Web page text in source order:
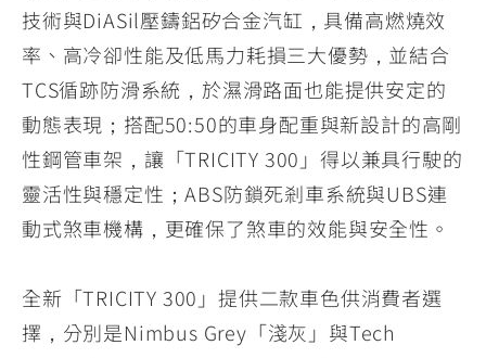
技術與DiASil壓鑄鋁矽合金汽缸，具備高燃燒效
率、高冷卻性能及低馬力耗損三大優勢，並結合
TCS循跡防滑系統，於濕滑路面也能提供安定的
動態表現；搭配50:50的車身配重與新設計的高剛
性鋼管車架，讓「TRICITY 300」得以兼具行駛的
靈活性與穩定性；ABS防鎖死剎車系統與UBS連
動式煞車機構，更確保了煞車的效能與安全性。
全新「TRICITY 300」提供二款車色供消費者選
擇，分別是Nimbus Grey「淺灰」與Tech